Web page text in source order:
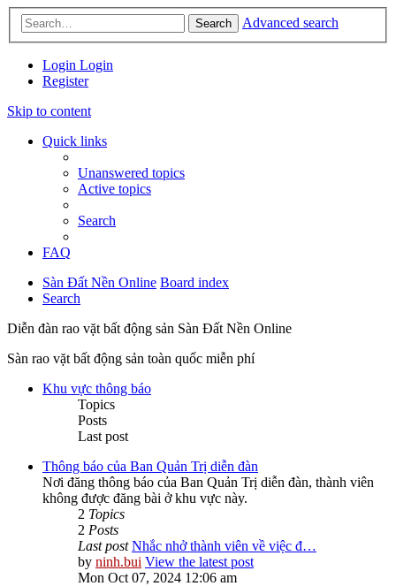
Search Advanced search
Login Login
Register
Skip to content
Quick links
Unanswered topics
Active topics
Search
FAQ
Sàn Đất Nền Online Board index
Search
Diễn đàn rao vặt bất động sản Sàn Đất Nền Online
Sàn rao vặt bất động sản toàn quốc miễn phí
Khu vực thông báo
Topics
Posts
Last post
Thông báo của Ban Quản Trị diễn đàn
Nơi đăng thông báo của Ban Quản Trị diễn đàn, thành viên
không được đăng bài ở khu vực này.
2 Topics
2 Posts
Last post Nhắc nhở thành viên về việc đ…
by ninh.bui View the latest post
Mon Oct 07, 2024 12:06 am